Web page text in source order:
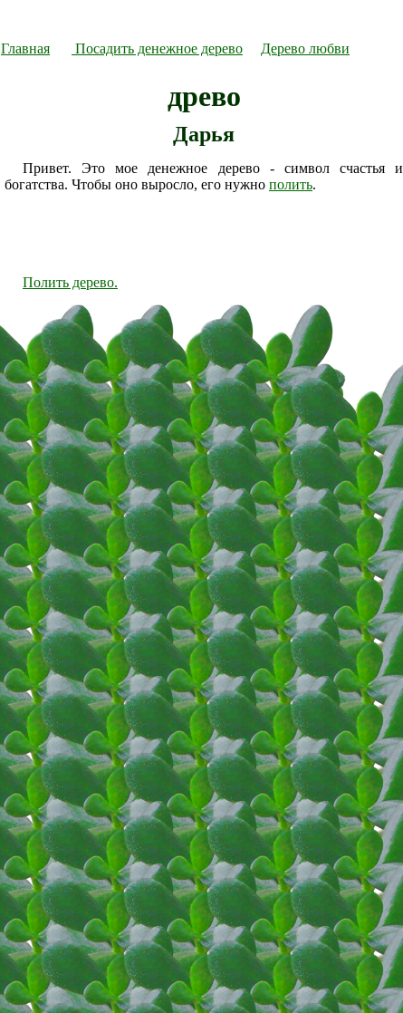
Главная Посадить денежное дерево Дерево любви
древо
Дарья
Привет. Это мое денежное дерево - символ счастья и
богатства. Чтобы оно выросло, его нужно полить.
Полить дерево.